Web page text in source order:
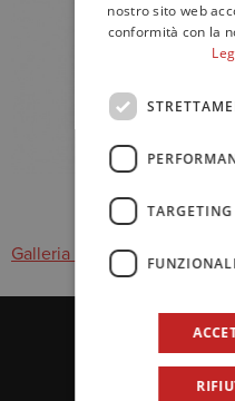
Galleria immagini
nostro sito web
conformità con la
TARGETING